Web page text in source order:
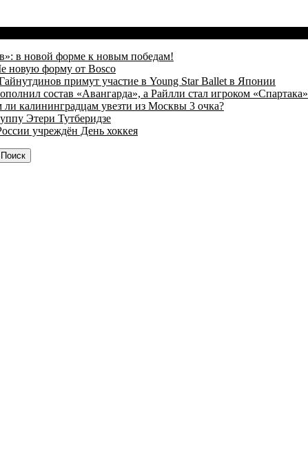
в новой форме к новым победам!
новую форму от Bosco
примут участие в Young Star Ballet в Японии
состав «Авангарда», а Райлли стал игроком «Спартака»
калининградцам увезти из Москвы 3 очка?
Этери Тутберидзе
учреждён День хоккея